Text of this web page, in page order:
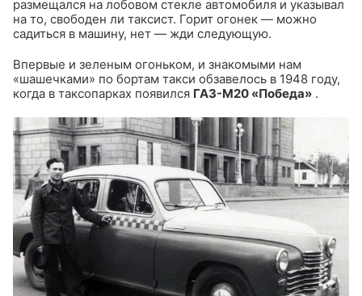
размещался на лобовом стекле автомобиля и указывал
на то, свободен ли таксист. Горит огонек — можно
садиться в машину, нет — жди следующую.
Впервые и зеленым огоньком, и знакомыми нам
«шашечками» по бортам такси обзавелось в 1948 году,
когда в таксопарках появился ГАЗ-М20 «Победа» .